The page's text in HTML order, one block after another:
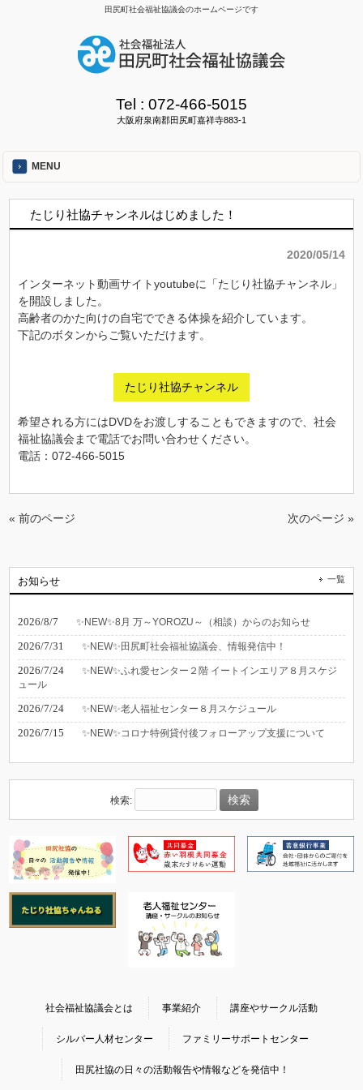
田尻町社会福祉協議会のホームページです
Tel : 072-466-5015
大阪府泉南郡田尻町嘉祥寺883-1
MENU
たじり社協チャンネルはじめました！
2020/05/14
インターネット動画サイトyoutubeに「たじり社協チャンネル」
を開設しました。
高齢者のかた向けの自宅でできる体操を紹介しています。
下記のボタンからご覧いただけます。
たじり社協チャンネル
希望される方にはDVDをお渡しすることもできますので、社会
福祉協議会まで電話でお問い合わせください。
電話：072-466-5015
« 前のページ 次のページ »
お知らせ 一覧
2026/8/7 ✨NEW✨8月 万～YOROZU～（相談）からのお知らせ
2026/7/31 ✨NEW✨田尻町社会福祉協議会、情報発信中！
2026/7/24
✨NEW✨ふれ愛センター２階 イートインエリア８月スケジ
ュール
2026/7/24 ✨NEW✨老人福祉センター８月スケジュール
2026/7/15 ✨NEW✨コロナ特例貸付後フォローアップ支援について
検索:
社会福祉協議会とは 事業紹介 講座やサークル活動
シルバー人材センター ファミリーサポートセンター
田尻社協の日々の活動報告や情報などを発信中！